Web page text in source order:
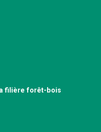
filière forêt-bois